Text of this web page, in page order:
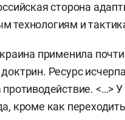
сторона
технологиям и
применила
Ресурс
противодействие. <…>
кроме как